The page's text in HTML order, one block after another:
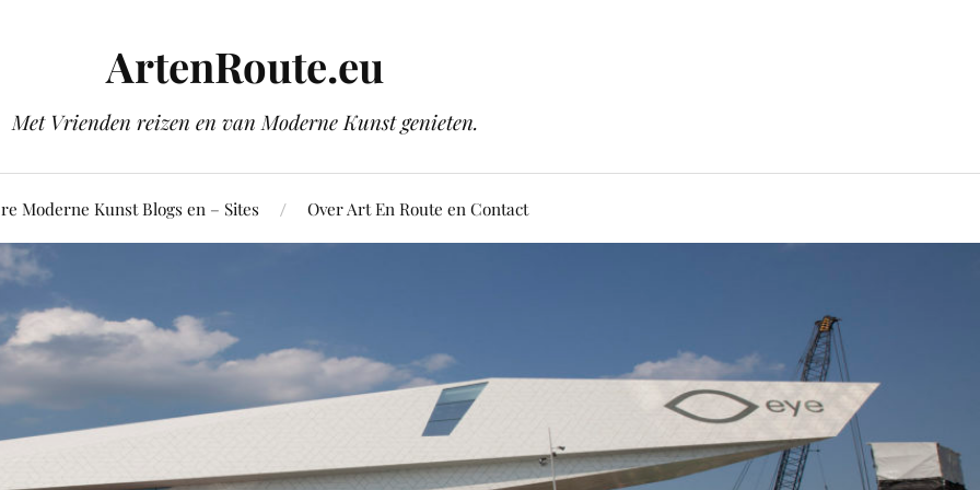
ArtenRoute.eu
Met Vrienden reizen en van Moderne Kunst genieten.
Moderne Kunst Blogs en – Sites Over Art En Route en Contact